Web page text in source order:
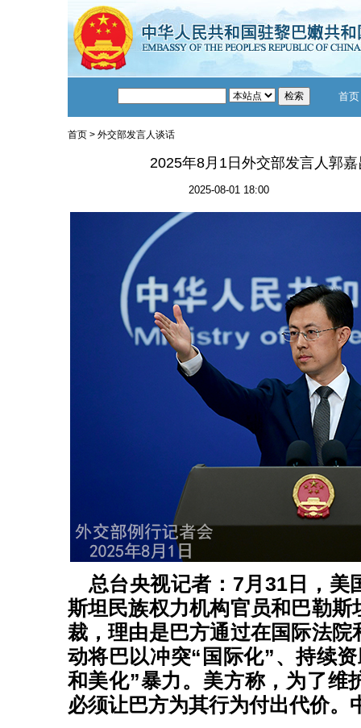
首页
首页> 外交部发言人谈话
2025年8月1日外交部发言人郭
2025-08-01 18:00
总台央视记者：7月31日，美
斯坦民族权力机构官员和巴勒斯
裁，理由是巴方通过在国际法院
动将巴以冲突“国际化”、持续
和美化”暴力。美方称，为了维
必须让巴方为其行为付出代价。